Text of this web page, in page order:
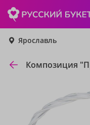
Ярославль
Композиция